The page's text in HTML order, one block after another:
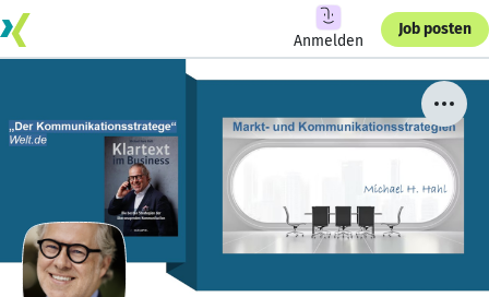
Anmelden
Job posten